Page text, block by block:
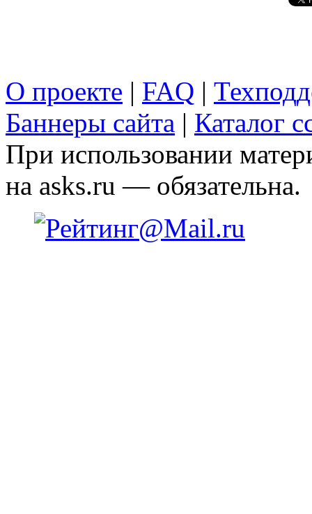
О проекте | FAQ |
Баннеры сайта | Каталог
При использовании
на asks.ru — обязательна.